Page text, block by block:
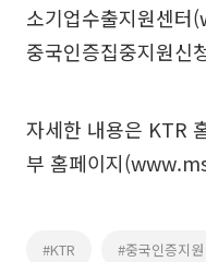
소기업수출지원센
중국인증집중지원신
자세한 내용은 KTR
부 홈페이지
#KTR #중국인증지원